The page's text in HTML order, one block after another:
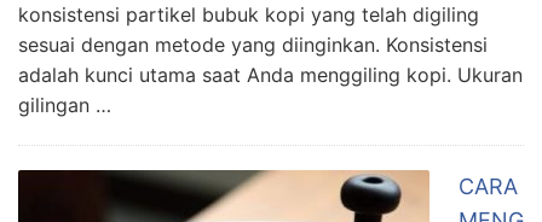
konsistensi partikel bubuk kopi yang telah digiling
sesuai dengan metode yang diinginkan. Konsistensi
adalah kunci utama saat Anda menggiling kopi. Ukuran
gilingan …
CARA